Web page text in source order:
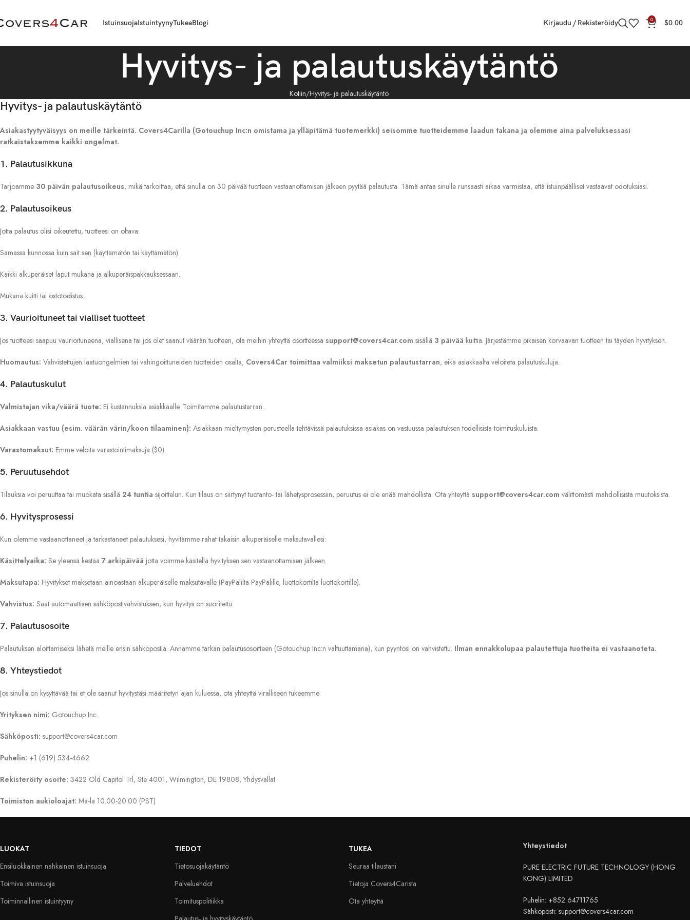
IstuinsuojaIstuintyynyTukeaBlogi Kirjaudu / Rekisteröidy 0 $0.00
Hyvitys- ja palautuskäytäntö
Kotiin Hyvitys- ja palautuskäytäntö
Hyvitys- ja palautuskäytäntö
Asiakastyytyväisyys on meille tärkeintä. Covers4Carilla (Gotouchup Inc:n omistama ja ylläpitämä tuotemerkki) seisomme tuotteidemme laadun takana ja olemme aina palveluksessasi
ratkaistaksemme kaikki ongelmat.
1. Palautusikkuna
Tarjoamme 30 päivän palautusoikeus, mikä tarkoittaa, että sinulla on 30 päivää tuotteen vastaanottamisen jälkeen pyytää palautusta. Tämä antaa sinulle runsaasti aikaa varmistaa, että istuinpäälliset vastaavat odotuksiasi.
2. Palautusoikeus
Jotta palautus olisi oikeutettu, tuotteesi on oltava:
Samassa kunnossa kuin sait sen (käyttämätön tai käyttämätön).
Kaikki alkuperäiset laput mukana ja alkuperäispakkauksessaan.
Mukana kuitti tai ostotodistus.
3. Vaurioituneet tai vialliset tuotteet
Jos tuotteesi saapuu vaurioituneena, viallisena tai jos olet saanut väärän tuotteen, ota meihin yhteyttä osoitteessa support@covers4car.com sisällä 3 päivää kuittia. Järjestämme pikaisen korvaavan tuotteen tai täyden hyvityksen.
Huomautus: Vahvistettujen laatuongelmien tai vahingoittuneiden tuotteiden osalta, Covers4Car toimittaa valmiiksi maksetun palautustarran, eikä asiakkaalta veloiteta palautuskuluja.
4. Palautuskulut
Valmistajan vika/väärä tuote: Ei kustannuksia asiakkaalle. Toimitamme palautustarran.
Asiakkaan vastuu (esim. väärän värin/koon tilaaminen): Asiakkaan mieltymysten perusteella tehtävissä palautuksissa asiakas on vastuussa palautuksen todellisista toimituskuluista.
Varastomaksut: Emme veloita varastointimaksuja ($0).
5. Peruutusehdot
Tilauksia voi peruuttaa tai muokata sisällä 24 tuntia sijoittelun. Kun tilaus on siirtynyt tuotanto- tai lähetysprosessiin, peruutus ei ole enää mahdollista. Ota yhteyttä support@covers4car.com välittömästi mahdollisista muutoksista.
6. Hyvitysprosessi
Kun olemme vastaanottaneet ja tarkastaneet palautuksesi, hyvitämme rahat takaisin alkuperäiselle maksutavallesi:
Käsittelyaika: Se yleensä kestää 7 arkipäivää jotta voimme käsitellä hyvityksen sen vastaanottamisen jälkeen.
Maksutapa: Hyvitykset maksetaan ainoastaan alkuperäiselle maksutavalle (PayPalilta PayPalille, luottokortilta luottokortille).
Vahvistus: Saat automaattisen sähköpostivahvistuksen, kun hyvitys on suoritettu.
7. Palautusosoite
Palautuksen aloittamiseksi lähetä meille ensin sähköpostia. Annamme tarkan palautusosoitteen (Gotouchup Inc:n valtuuttamana), kun pyyntösi on vahvistettu. Ilman ennakkolupaa palautettuja tuotteita ei vastaanoteta.
8. Yhteystiedot
Jos sinulla on kysyttävää tai et ole saanut hyvitystäsi määritetyn ajan kuluessa, ota yhteyttä viralliseen tukeemme:
Yrityksen nimi: Gotouchup Inc.
Sähköposti: support@covers4car.com
Puhelin: +1 (619) 534-4662
Rekisteröity osoite: 3422 Old Capitol Trl, Ste 4001, Wilmington, DE 19808, Yhdysvallat
Toimiston aukioloajat: Ma-la 10.00-20.00 (PST)
LUOKAT
Ensiluokkainen nahkainen istuinsuoja
Toimiva istuinsuoja
Toiminnallinen istuintyyny
TIEDOT
Tietosuojakäytäntö
Palveluehdot
Toimituspolitiikka
TUKEA
Seuraa tilaustani
Tietoja Covers4Carista
Ota yhteyttä
Yhteystiedot
PURE ELECTRIC FUTURE TECHNOLOGY (HONG
KONG) LIMITED
Puhelin: +852 64711765
Sähköposti: support@covers4car.com